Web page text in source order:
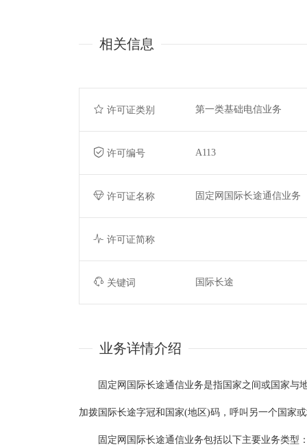
相关信息
许可证类别 第一类基础电信业务
许可编号 A113
许可证名称 固定网国际长途通信业务
许可证简称
关键词 国际长途
业务详情介绍
固定网国际长途通信业务是指国家之间或国家与
加拨国际长途字冠和国家(地区)码，呼叫另一个国家
固定网国际长途通信业务包括以下主要业务类型